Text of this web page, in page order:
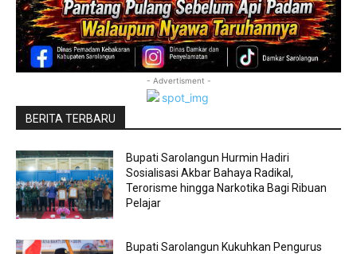
- Advertisment -
BERITA TERBARU
Bupati Sarolangun Hurmin Hadiri
Sosialisasi Akbar Bahaya Radikal,
Terorisme hingga Narkotika Bagi Ribuan
Pelajar
Bupati Sarolangun Kukuhkan Pengurus